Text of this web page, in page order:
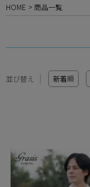
レディース
キッズ
ペア商品
新商品
HOME 商品一覧
並び替え 新着順